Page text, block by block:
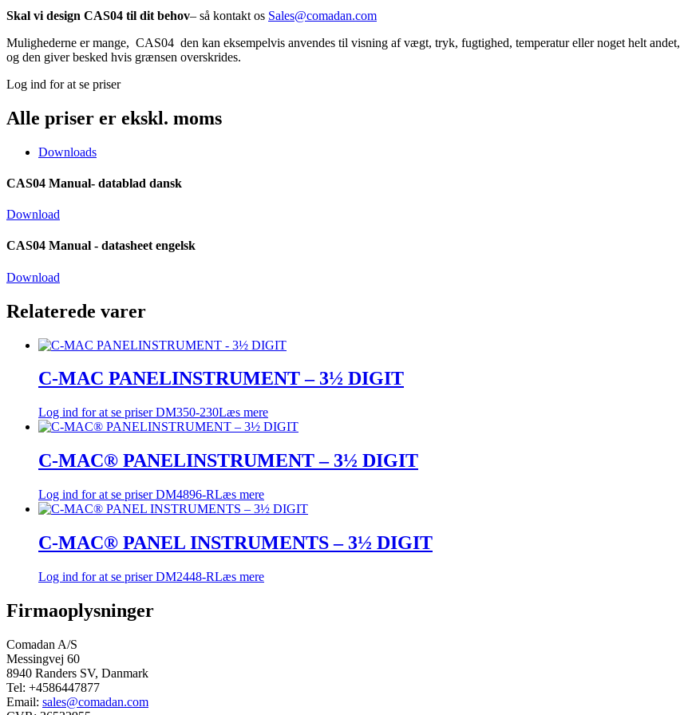
Skal vi design CAS04 til dit behov– så kontakt os Sales@comadan.com
Mulighederne er mange, CAS04 den kan eksempelvis anvendes til visning af vægt, tryk, fugtighed, temperatur eller noget helt andet,
og den giver besked hvis grænsen overskrides.
Log ind for at se priser
Alle priser er ekskl. moms
Downloads
CAS04 Manual- datablad dansk
Download
CAS04 Manual - datasheet engelsk
Download
Relaterede varer
C-MAC PANELINSTRUMENT – 3½ DIGIT
Log ind for at se priserDM350-230Læs mere
C-MAC® PANELINSTRUMENT – 3½ DIGIT
Log ind for at se priserDM4896-RLæs mere
C-MAC® PANEL INSTRUMENTS – 3½ DIGIT
Log ind for at se priserDM2448-RLæs mere
Firmaoplysninger
Comadan A/S
Messingvej 60
8940 Randers SV, Danmark
Tel: +4586447877
Email: sales@comadan.com